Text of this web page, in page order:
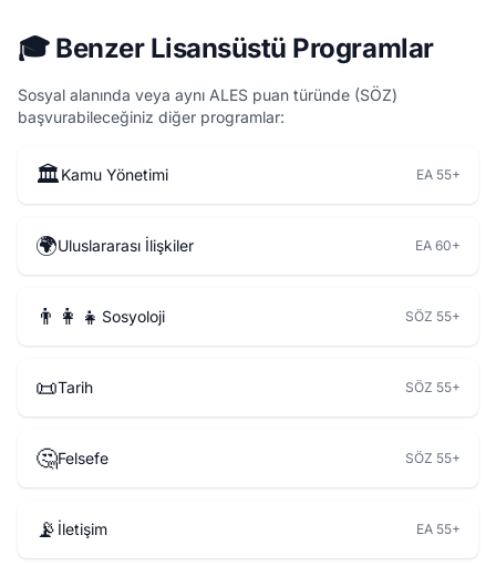
🎓 Benzer Lisansüstü Programlar
Sosyal alanında veya aynı ALES puan türünde (SÖZ)
başvurabileceğiniz diğer programlar:
🏛️Kamu Yönetimi EA 55+
🌍Uluslararası İlişkiler EA 60+
👨‍👩‍👧 Sosyoloji SÖZ 55+
📜Tarih SÖZ 55+
🤔Felsefe SÖZ 55+
📡 İletişim EA 55+